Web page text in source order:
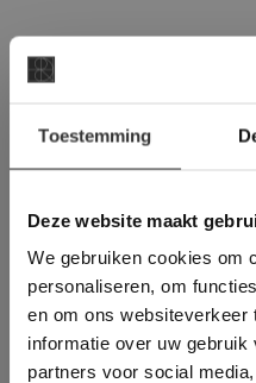
Toestemming
Deze website maakt
We gebruiken cookies om
personaliseren, om
en om ons websiteverkeer
informatie over uw
partners voor social
#1 in de
Binnen 24 uur
Meer dan 500 m2
Deze
gebruik
This Cookie
longer working.
Deze website
gebruik te maken
toestemming
overeenstemming